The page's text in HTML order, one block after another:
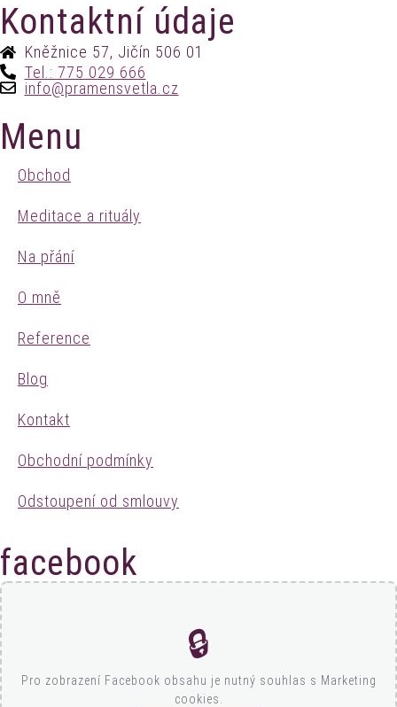
Kontaktní údaje
Kněžnice 57, Jičín 506 01
Tel.: 775 029 666
info@pramensvetla.cz
Menu
Obchod
Meditace a rituály
Na přání
O mně
Reference
Blog
Kontakt
Obchodní podmínky
Odstoupení od smlouvy
facebook
🔒
Pro zobrazení Facebook obsahu je nutný souhlas s Marketing
cookies.